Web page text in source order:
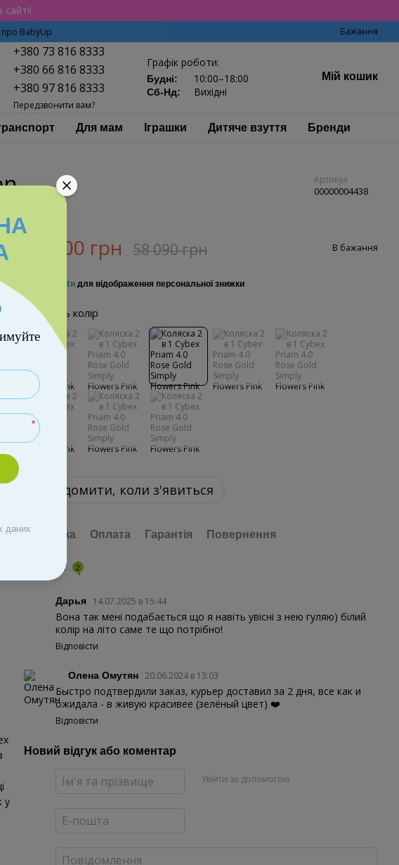
про BabyUp Бажання
+380 73 816 8333
+380 66 816 8333
+380 97 816 8333
Передзвонити вам?
Графік роботи:
Будні: 10:00–18:00
Сб-Нд: Вихідні
Мій кошик
Для мам Іграшки Дитяче взуття Бренди
Артикул
00000004438
у
55 900 грн 58 090 грн В бажання
Увійти для відображення персональної знижки
Виберіть колір
Повідомити, коли з'явиться
Доставка Оплата Гарантія Повернення
Відгуки 2
Дарья 14.07.2025 в 15:44
Вона так мені подабається що я навіть увісні з нею гуляю) білий
колір на літо саме те що потрібно!
Відповісти
Олена Омутян 20.06.2024 в 13:03
Быстро подтвердили заказ, курьер доставил за 2 дня, все как и
ожидала - в живую красивее (зелёный цвет) ❤️
Відповісти
Новий відгук або коментар
Увійти за допомогою
*
даних